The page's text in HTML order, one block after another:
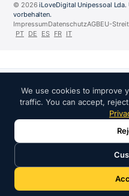
© 2026iLoveDigital Unipessoal
vorbehalten.
ImpressumDatenschutzAGBEU-
PT DE ES FR IT
We use cookies to improve
traffic. You can accept,